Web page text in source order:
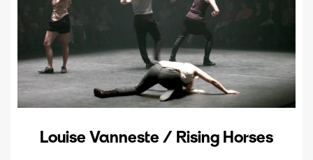
Louise Vanneste / Rising Horses